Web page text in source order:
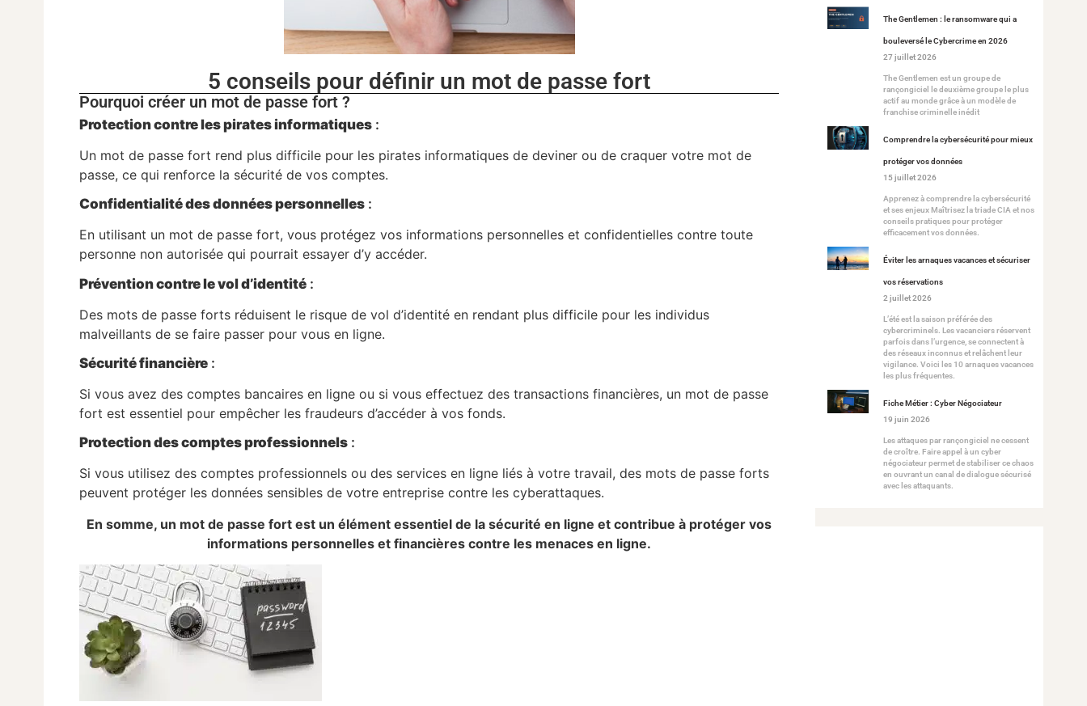
5 conseils pour définir un mot de passe fort
Pourquoi créer un mot de passe fort ?
Protection contre les pirates informatiques :
Un mot de passe fort rend plus difficile pour les pirates informatiques de deviner ou de craquer votre mot de
passe, ce qui renforce la sécurité de vos comptes.
Confidentialité des données personnelles :
En utilisant un mot de passe fort, vous protégez vos informations personnelles et confidentielles contre toute
personne non autorisée qui pourrait essayer d’y accéder.
Prévention contre le vol d’identité :
Des mots de passe forts réduisent le risque de vol d’identité en rendant plus difficile pour les individus
malveillants de se faire passer pour vous en ligne.
Sécurité financière :
Si vous avez des comptes bancaires en ligne ou si vous effectuez des transactions financières, un mot de passe
fort est essentiel pour empêcher les fraudeurs d’accéder à vos fonds.
Protection des comptes professionnels :
Si vous utilisez des comptes professionnels ou des services en ligne liés à votre travail, des mots de passe forts
peuvent protéger les données sensibles de votre entreprise contre les cyberattaques.
En somme, un mot de passe fort est un élément essentiel de la sécurité en ligne et contribue à protéger vos
informations personnelles et financières contre les menaces en ligne.
The Gentlemen : le ransomware qui a
bouleversé le Cybercrime en 2026
27 juillet 2026
The Gentlemen est un groupe de
rançongiciel le deuxième groupe le plus
actif au monde grâce à un modèle de
franchise criminelle inédit
Comprendre la cybersécurité pour mieux
protéger vos données
15 juillet 2026
Apprenez à comprendre la cybersécurité
et ses enjeux Maîtrisez la triade CIA et nos
conseils pratiques pour protéger
efficacement vos données.
Éviter les arnaques vacances et sécuriser
vos réservations
2 juillet 2026
L’été est la saison préférée des
cybercriminels. Les vacanciers réservent
parfois dans l’urgence, se connectent à
des réseaux inconnus et relâchent leur
vigilance. Voici les 10 arnaques vacances
les plus fréquentes.
Fiche Métier : Cyber Négociateur
19 juin 2026
Les attaques par rançongiciel ne cessent
de croître. Faire appel à un cyber
négociateur permet de stabiliser ce chaos
en ouvrant un canal de dialogue sécurisé
avec les attaquants.